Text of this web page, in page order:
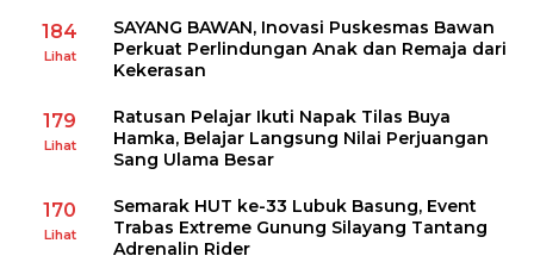
184
Lihat
SAYANG BAWAN, Inovasi Puskesmas Bawan
Perkuat Perlindungan Anak dan Remaja dari
Kekerasan
179
Lihat
Ratusan Pelajar Ikuti Napak Tilas Buya
Hamka, Belajar Langsung Nilai Perjuangan
Sang Ulama Besar
170
Lihat
Semarak HUT ke-33 Lubuk Basung, Event
Trabas Extreme Gunung Silayang Tantang
Adrenalin Rider